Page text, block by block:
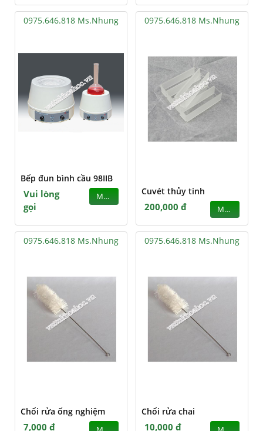
0975.646.818 Ms.Nhung
Bếp đun bình cầu 98IIB
Vui lòng
gọi
MUA
0975.646.818 Ms.Nhung
Cuvét thủy tinh
200,000 đ MUA
0975.646.818 Ms.Nhung
Chổi rửa ống nghiệm
7,000 đ
0975.646.818 Ms.Nhung
Chổi rửa chai
10,000 đ